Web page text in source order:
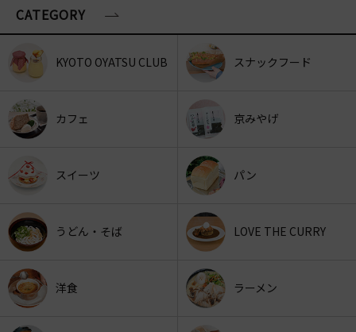
CATEGORY
KYOTO OYATSU CLUB スナックフード
カフェ 京みやげ
スイーツ パン
うどん・そば LOVE THE CURRY
洋食 ラーメン